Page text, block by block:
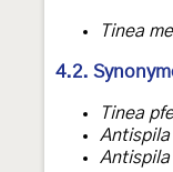
Tinea
4.2.
Tinea